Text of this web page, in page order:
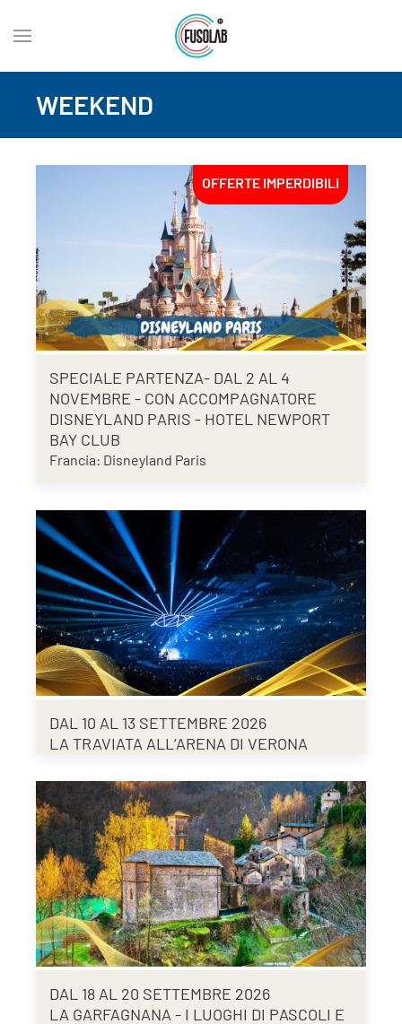
WEEKEND
OFFERTE IMPERDIBILI
SPECIALE PARTENZA- DAL 2 AL 4
NOVEMBRE - CON ACCOMPAGNATORE
DISNEYLAND PARIS - HOTEL NEWPORT
BAY CLUB
Francia: Disneyland Paris
DAL 10 AL 13 SETTEMBRE 2026
LA TRAVIATA ALL’ARENA DI VERONA
DAL 18 AL 20 SETTEMBRE 2026
LA GARFAGNANA - I LUOGHI DI PASCOLI E